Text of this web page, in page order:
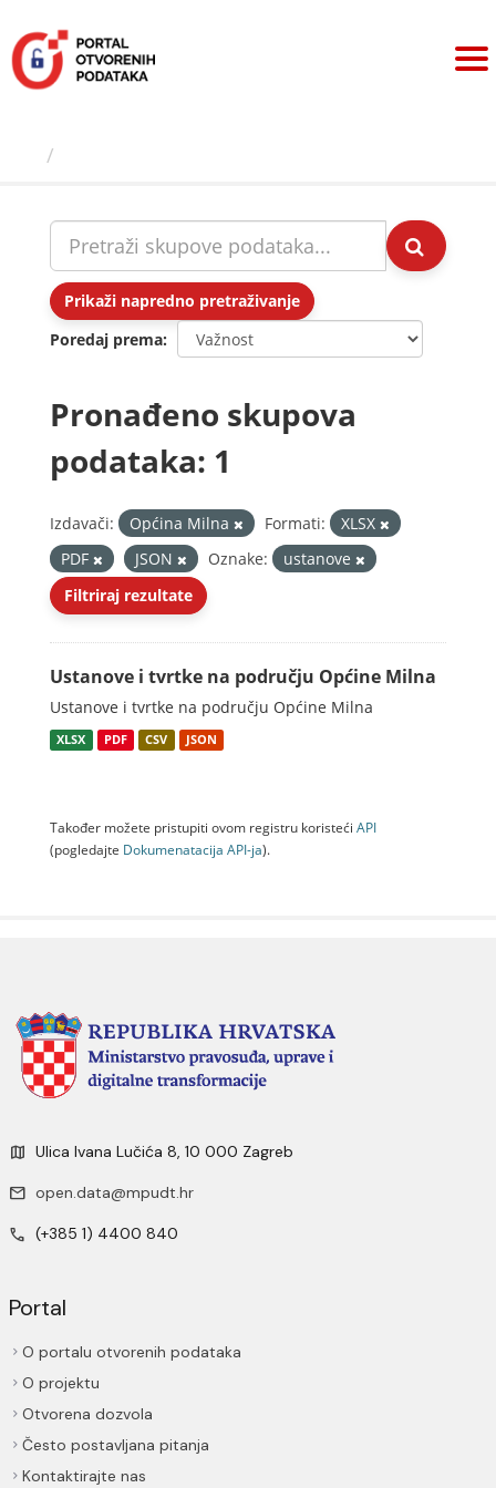
sadržaj
Prikaži napredno pretraživanje
Poredaj prema
Pronađeno skupova
podataka: 1
Izdavači: Općina Milna Formati:
XLSX
PDF
JSON Oznake:
ustanove
Filtriraj rezultate
Ustanove i tvrtke na području Općine Milna
Ustanove i tvrtke na području Općine Milna
XLSX PDF CSV JSON
Također možete pristupiti ovom registru koristeći API
(pogledajte Dokumenаtаcijа API-jа).